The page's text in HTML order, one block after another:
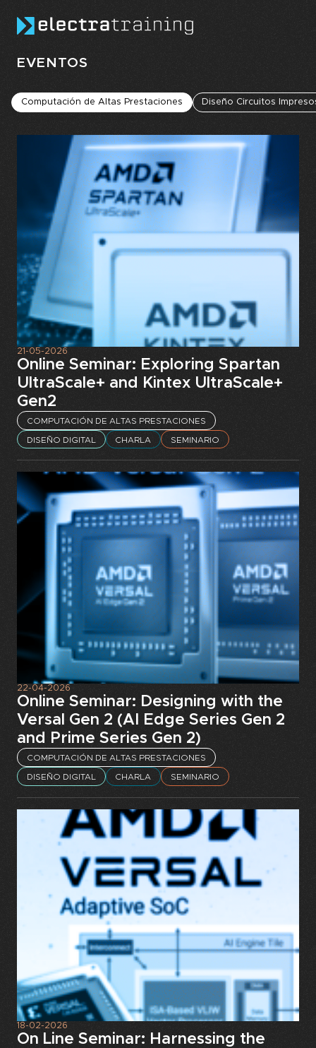
EVENTOS
Computación de Altas Prestaciones Diseño Circuitos
21-05-2026
Online Seminar: Exploring Spartan
UltraScale+ and Kintex UltraScale+
Gen2
COMPUTACIÓN DE ALTAS PRESTACIONES
DISEÑO DIGITAL CHARLA SEMINARIO
22-04-2026
Online Seminar: Designing with the
Versal Gen 2 (AI Edge Series Gen 2
and Prime Series Gen 2)
COMPUTACIÓN DE ALTAS PRESTACIONES
DISEÑO DIGITAL CHARLA SEMINARIO
18-02-2026
On Line Seminar: Harnessing the